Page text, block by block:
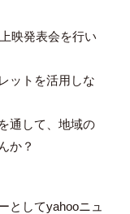
映発表会を行い
ットを活用しな
通して、地域の
か？
としてyahooニュ